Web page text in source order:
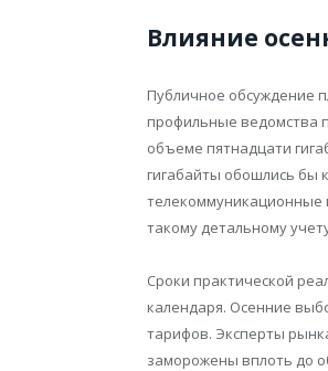
Влияние
Публичное обсуждение
профильные ведомства
объеме пятнадцати
гигабайты обошлись бы
телекоммуникационные
такому детальному
Сроки практической
календаря. Осенние
тарифов. Эксперты
заморожены вплоть до